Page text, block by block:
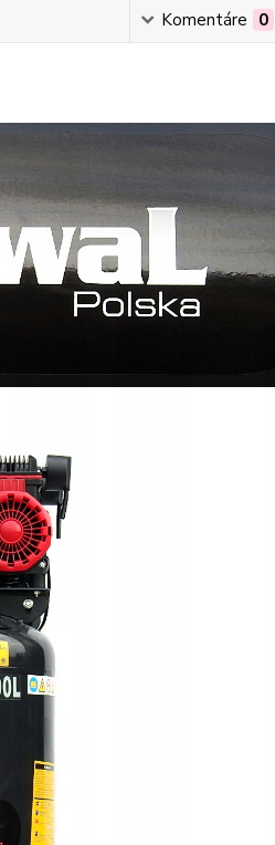
Komentáre 0